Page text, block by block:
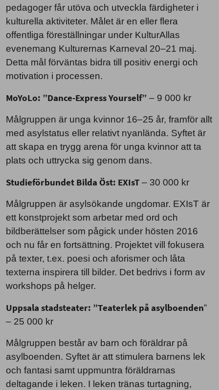
pedagoger får utöva och utveckla färdigheter i
kulturella aktiviteter. Målet är en eller flera
offentliga föreställningar under KulturAllas
evenemang Kulturernas Karneval 20–21 maj.
Detta mål förväntas bidra till positiv energi och
motivation i processen.
MoYoLo: ”Dance-Express Yourself” – 9 000 kr
Målgruppen är unga kvinnor 16–25 år, framför allt
med asylstatus eller relativt nyanlända. Syftet är
att skapa en trygg arena för unga kvinnor att ta
plats och uttrycka sig genom dans.
Studieförbundet Bilda Öst: EXIsT – 30 000 kr
Målgruppen är asylsökande ungdomar. EXIsT är
ett konstprojekt som arbetar med ord och
bildberättelser som pågick under hösten 2016
och nu får en fortsättning. Projektet vill fokusera
på texter, t.ex. poesi och aforismer och låta
texterna inspirera till bilder. Det bedrivs i form av
workshops på helger.
Uppsala stadsteater: ”Teaterlek på asylboenden”
– 25 000 kr
Målgruppen består av barn och föräldrar på
asylboenden. Syftet är att stimulera barnens lek
och fantasi samt uppmuntra föräldrarnas
deltagande i leken. I leken tränas turtagning,